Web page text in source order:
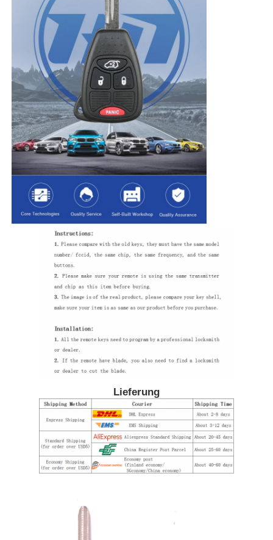
Startseite
Produkte
Über uns
Fabrik Tour
Kontakt
Nachrichten
Selbstschlüssel
Lieferung